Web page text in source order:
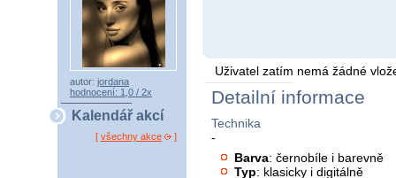
autor: jordana
hodnocení: 1,0 / 2x
Kalendář akcí
[ všechny akce ]
Uživatel zatím nemá žádné
Detailní informace
Technika
-
Barva: černobíle i barevně
Typ: klasicky i digitálně